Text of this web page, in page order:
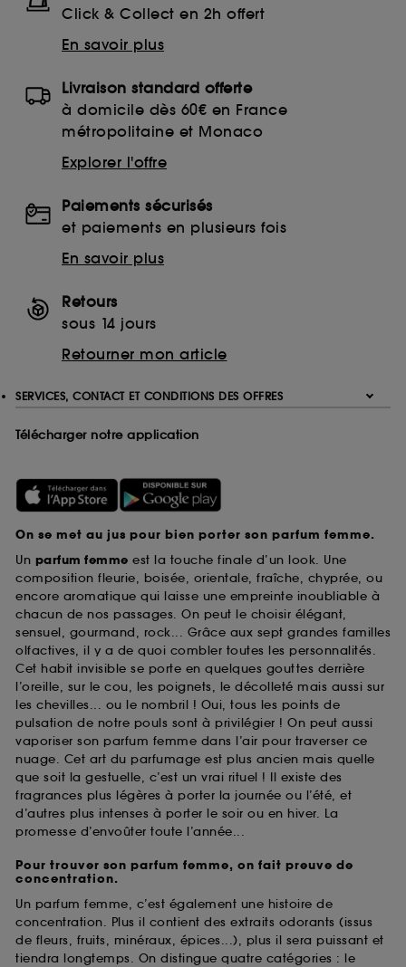
Click & Collect en 2h offert
En savoir plus
Livraison standard offerte
à domicile dès 60€ en France
métropolitaine et Monaco
Explorer l'offre
Paiements sécurisés
et paiements en plusieurs fois
En savoir plus
Retours
sous 14 jours
Retourner mon article
SERVICES, CONTACT ET CONDITIONS DES OFFRES
Télécharger notre application
On se met au jus pour bien porter son parfum femme.
Un parfum femme est la touche finale d’un look. Une
composition fleurie, boisée, orientale, fraîche, chyprée, ou
encore aromatique qui laisse une empreinte inoubliable à
chacun de nos passages. On peut le choisir élégant,
sensuel, gourmand, rock... Grâce aux sept grandes familles
olfactives, il y a de quoi combler toutes les personnalités.
Cet habit invisible se porte en quelques gouttes derrière
l’oreille, sur le cou, les poignets, le décolleté mais aussi sur
les chevilles... ou le nombril ! Oui, tous les points de
pulsation de notre pouls sont à privilégier ! On peut aussi
vaporiser son parfum femme dans l’air pour traverser ce
nuage. Cet art du parfumage est plus ancien mais quelle
que soit la gestuelle, c’est un vrai rituel ! Il existe des
fragrances plus légères à porter la journée ou l’été, et
d’autres plus intenses à porter le soir ou en hiver. La
promesse d’envoûter toute l’année...
Pour trouver son parfum femme, on fait preuve de
concentration.
Un parfum femme, c’est également une histoire de
concentration. Plus il contient des extraits odorants (issus
de fleurs, fruits, minéraux, épices...), plus il sera puissant et
tiendra longtemps. On distingue quatre catégories : le